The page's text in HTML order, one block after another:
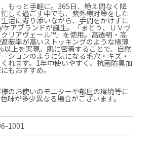
もっと手軽に。365日、絶え間なく降
しく過ごす中でも、紫外線対策をした
活に寄り添いながら、手間をかけずに
ケアブランドが誕生。「まとう、ＵＶヴ
リアヴェール™」を使用。高透明・高
蔽率が高いストッキングのような極薄
以上を実現。肌に密着することで、自然
ションのように気になる毛穴・キズ・
れます。1年中使いやすく、抗菌防臭加
もおすすめ。
のお使いのモニターや部屋の環境等に
味が多少異なる場合がございます。
1001